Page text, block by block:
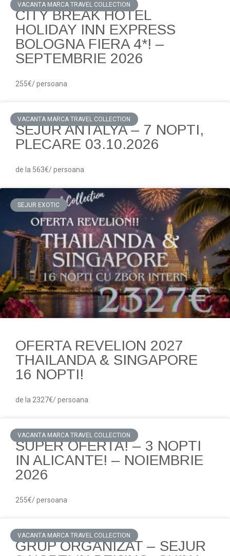
VACANTA MARCA TRAVEL COLLECTION
CITY BREAK HOTEL
HOLIDAY INN EXPRESS
BOLOGNA FIERA 4*! –
SEPTEMBRIE 2026
255€/ persoana
VACANTA MARCA TRAVEL COLLECTION
SEJUR ANTALYA – 7 NOPTI,
PLECARE 03.10.2026
de la 563€/ persoana
SEJUR EXOTIC
OFERTA REVELION 2027
THAILANDA & SINGAPORE
16 NOPTI!
de la 2327€/ persoana
VACANTA MARCA TRAVEL COLLECTION
SUPER OFERTA! – 3 NOPTI
IN ALICANTE! – NOIEMBRIE
2026
255€/ persoana
VACANTA MARCA TRAVEL COLLECTION
GRUP ORGANIZAT – SEJUR